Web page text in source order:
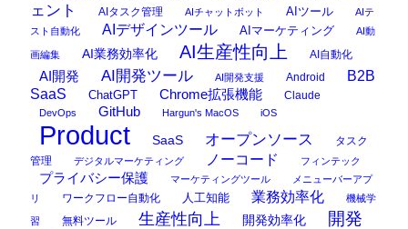
ェント
AIタスク管理 AIチャットボット AIツール
AIテ
スト自動化
AIデザインツール AIマーケティング AI動
画編集 AI業務効率化 AI生産性向上 AI自動化
AI開発 AI開発ツール AI開発支援 Android
B2B
SaaS
ChatGPT Chrome拡張機能 Claude
DevOps GitHub Hargun's MacOS iOS
Product SaaS オープンソース
タスク
管理
デジタルマーケティング ノーコード フィンテック
プライバシー保護 マーケティングツール
メニューバーアプ
リ
ワークフロー自動化 人工知能 業務効率化 機械学
習 無料ツール 生産性向上 開発効率化
開発